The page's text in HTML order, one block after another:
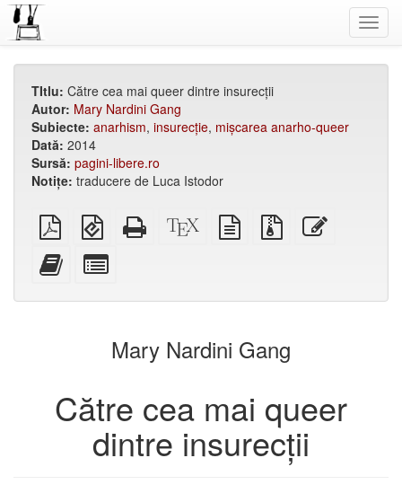
TItlu: Către cea mai queer dintre insurecții
Autor: Mary Nardini Gang
Subiecte: anarhism, insurecție, mișcarea anarho-queer
Dată: 2014
Sursă: pagini-libere.ro
Notițe: traducere de Luca Istodor
PDF
simplu
EPUB
(pentru
HTML
de
XeLaTeX
source
plain
text
Fișiere
din
Adăugați
acest
la
pentru
Mary Nardini Gang
Către cea mai queer
dintre insurecții